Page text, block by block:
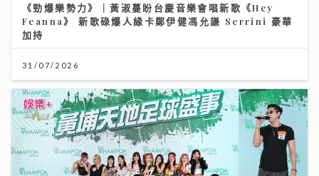
《勁爆樂勢力》｜黃淑蔓盼台慶音樂會唱新歌《Hey
Feanna》 新歌碌爆人緣卡鄭伊健馮允謙 Serrini 豪華
加持
31/07/2026